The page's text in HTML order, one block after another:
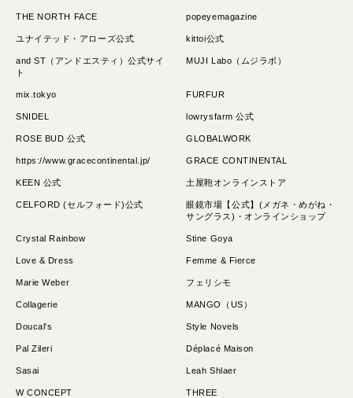
THE NORTH FACE popeyemagazine
ユナイテッド・アローズ公式 kittoi公式
and ST（アンドエスティ）公式サイ
ト
MUJI Labo（ムジラボ）
mix.tokyo FURFUR
SNIDEL lowrysfarm 公式
ROSE BUD 公式 GLOBALWORK
https://www.gracecontinental.jp/ GRACE CONTINENTAL
KEEN 公式 土屋鞄オンラインストア
CELFORD (セルフォード)公式
眼鏡市場【公式】(メガネ・めがね・
サングラス)・オンラインショップ
Crystal Rainbow Stine Goya
Love & Dress Femme & Fierce
Marie Weber フェリシモ
Collagerie MANGO（US）
Doucal's Style Novels
Pal Zileri Déplacé Maison
Sasai Leah Shlaer
W CONCEPT THREE